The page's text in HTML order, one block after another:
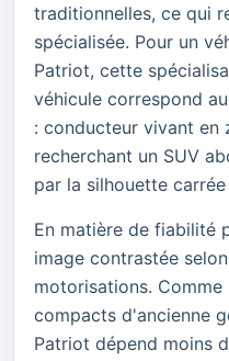
traditionnelles, ce qui
spécialisée. Pour un
Patriot, cette
véhicule correspond
: conducteur vivant en
recherchant un SUV
par la silhouette
En matière de fiabilité
image contrastée
motorisations.
compacts d'ancienne
Patriot dépend moins